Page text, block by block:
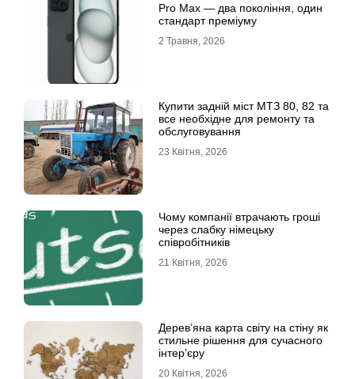
Рro Мax — два покоління, один
стандарт преміуму
2 Травня, 2026
Купити задній міст МТЗ 80, 82 та
все необхідне для ремонту та
обслуговування
23 Квітня, 2026
Чому компанії втрачають гроші
через слабку німецьку
співробітників
21 Квітня, 2026
Дерев’яна карта світу на стіну як
стильне рішення для сучасного
інтер’єру
20 Квітня, 2026